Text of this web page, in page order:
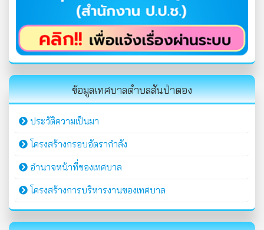
ข้อมูลเทศบาลตำบลสันป่าตอง
ประวัติความเป็นมา
โครงสร้างกรอบอัตรากำลัง
อำนาจหน้าที่ของเทศบาล
โครงสร้างการบริหารงานของเทศบาล